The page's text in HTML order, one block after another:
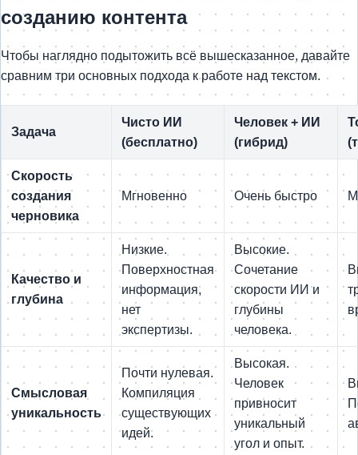
созданию контента
Чтобы наглядно подытожить всё вышесказанное, давайте
сравним три основных подхода к работе над текстом.
Задача
Чисто ИИ
(бесплатно)
Человек + ИИ
(гибрид)
Скорость
создания
черновика
Мгновенно Очень быстро
Качество и
глубина
Низкие.
Поверхностная
информация,
нет
экспертизы.
Высокие.
Сочетание
скорости ИИ и
глубины
человека.
Смысловая
уникальность
Почти нулевая.
Компиляция
существующих
идей.
Высокая.
Человек
привносит
уникальный
угол и опыт.